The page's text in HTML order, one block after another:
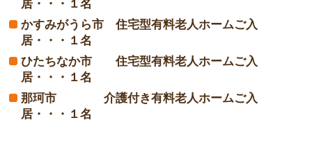
居・・・１名
かすみがうら市 住宅型有料老人ホームご入
居・・・１名
ひたちなか市 住宅型有料老人ホームご入
居・・・１名
那珂市 介護付き有料老人ホームご入
居・・・１名